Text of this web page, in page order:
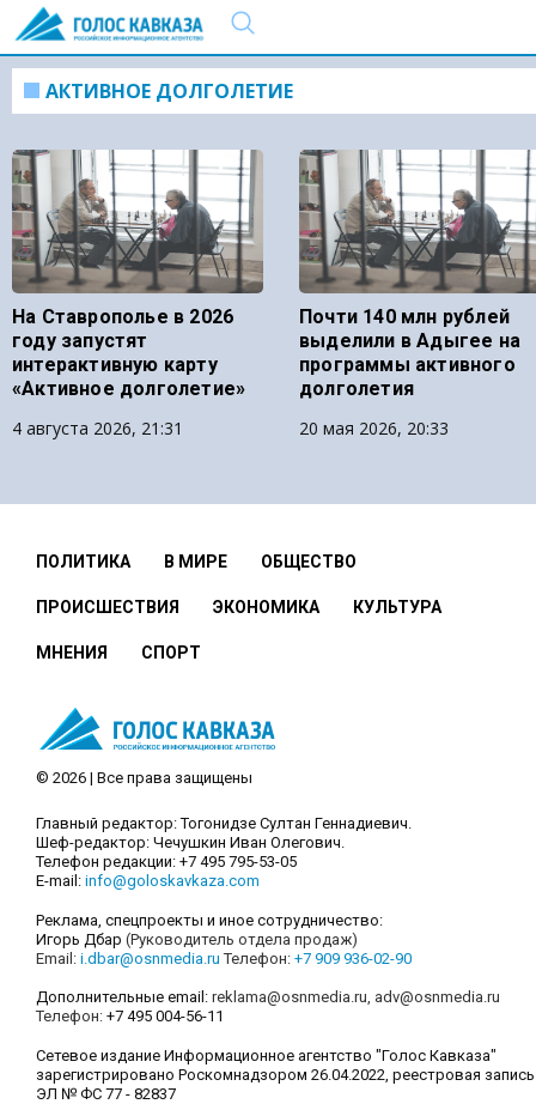
АКТИВНОЕ ДОЛГОЛЕТИЕ
На Ставрополье в 2026
году запустят
интерактивную карту
«Активное долголетие»
4 августа 2026, 21:31
Почти 140 млн рублей
выделили в Адыгее на
программы активного
долголетия
20 мая 2026, 20:33
ПОЛИТИКА В МИРЕ ОБЩЕСТВО
ПРОИСШЕСТВИЯ ЭКОНОМИКА КУЛЬТУРА
МНЕНИЯ СПОРТ
© 2026 | Все права защищены
Главный редактор: Тогонидзе Султан Геннадиевич.
Шеф-редактор: Чечушкин Иван Олегович.
Телефон редакции: +7 495 795-53-05
E-mail: info@goloskavkaza.com
Реклама, спецпроекты и иное сотрудничество:
Игорь Дбар (Руководитель отдела продаж)
Email: i.dbar@osnmedia.ru Телефон: +7 909 936-02-90
Дополнительные email: reklama@osnmedia.ru, adv@osnmedia.ru
Телефон: +7 495 004-56-11
Сетевое издание Информационное агентство "Голос Кавказа"
зарегистрировано Роскомнадзором 26.04.2022, реестровая запись
ЭЛ № ФС 77 - 82837